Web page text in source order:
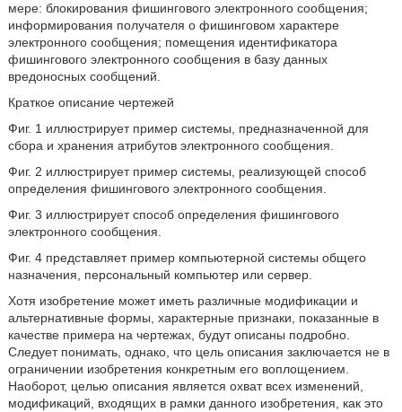
мере: блокирования фишингового электронного сообщения;
информирования получателя о фишинговом характере
электронного сообщения; помещения идентификатора
фишингового электронного сообщения в базу данных
вредоносных сообщений.
Краткое описание чертежей
Фиг. 1 иллюстрирует пример системы, предназначенной для
сбора и хранения атрибутов электронного сообщения.
Фиг. 2 иллюстрирует пример системы, реализующей способ
определения фишингового электронного сообщения.
Фиг. 3 иллюстрирует способ определения фишингового
электронного сообщения.
Фиг. 4 представляет пример компьютерной системы общего
назначения, персональный компьютер или сервер.
Хотя изобретение может иметь различные модификации и
альтернативные формы, характерные признаки, показанные в
качестве примера на чертежах, будут описаны подробно.
Следует понимать, однако, что цель описания заключается не в
ограничении изобретения конкретным его воплощением.
Наоборот, целью описания является охват всех изменений,
модификаций, входящих в рамки данного изобретения, как это